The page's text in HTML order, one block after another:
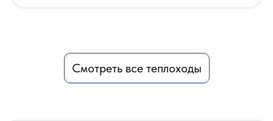
Смотреть все теплоходы